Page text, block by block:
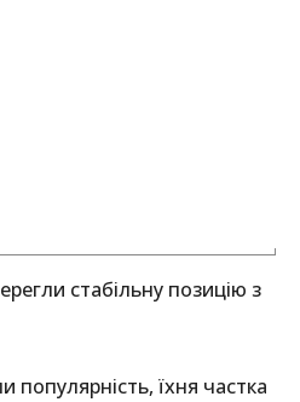
стабільну позицію з
популярність, їхня частка